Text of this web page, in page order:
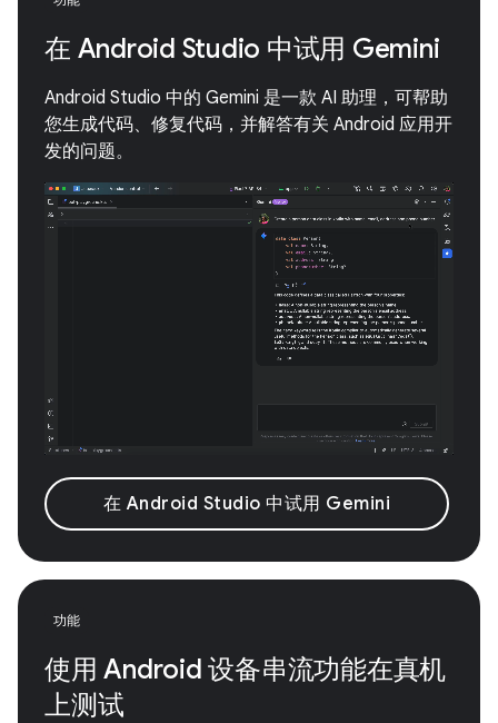
在 Android Studio 中试用 Gemini
Android Studio 中的 Gemini 是一款 AI 助理，可帮助
您生成代码、修复代码，并解答有关 Android 应用开
发的问题。
在 Android Studio 中试用 Gemini
功能
使用 Android 设备串流功能在真机
上测试